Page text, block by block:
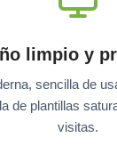
limpio y
sencilla de
de plantillas
visitas.